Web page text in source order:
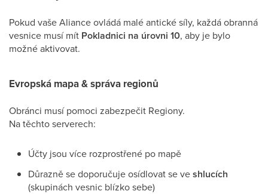
Pokud vaše Aliance ovládá malé antické síly, každá obranná
vesnice musí mít Pokladnici na úrovni 10, aby je bylo
možné aktivovat.
Evropská mapa & správa regionů
Obránci musí pomoci zabezpečit Regiony.
Na těchto serverech:
Účty jsou více rozprostřené po mapě
Důrazně se doporučuje osídlovat se veshlucích
(skupinách vesnic blízko sebe)